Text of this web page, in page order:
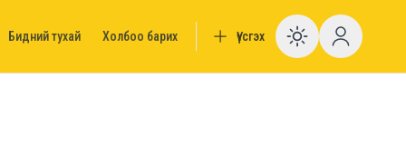
Бидний тухай Холбоо барих Үүсгэх Enable